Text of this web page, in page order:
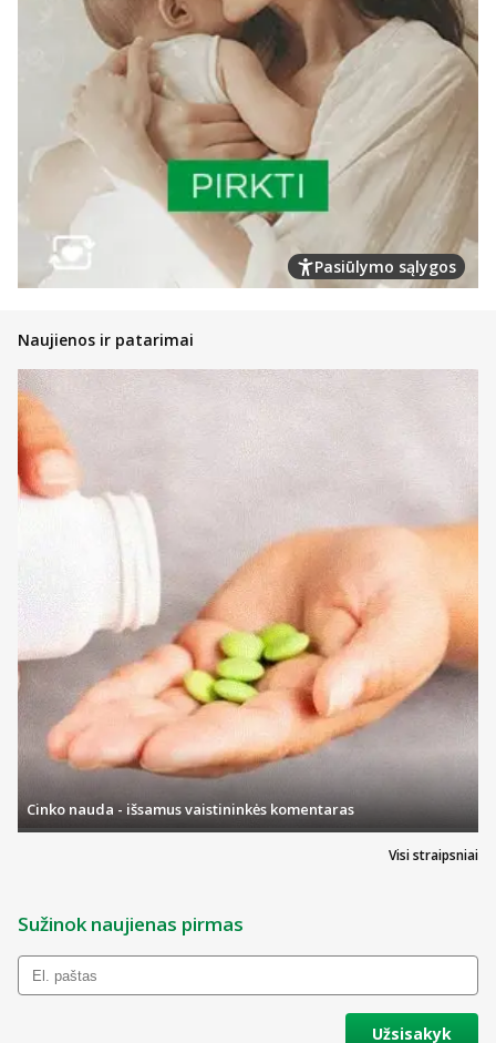
Pasiūlymo sąlygos
Naujienos ir patarimai
Visi straipsniai
Cinko nauda - išsamus vaistininkės komentaras
Sužinok naujienas pirmas
Užsisakyk